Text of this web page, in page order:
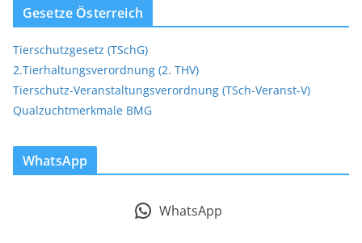
Gesetze Österreich
Tierschutzgesetz (TSchG)
2.Tierhaltungsverordnung (2. THV)
Tierschutz-Veranstaltungsverordnung (TSch-Veranst-V)
Qualzuchtmerkmale BMG
WhatsApp
WhatsApp